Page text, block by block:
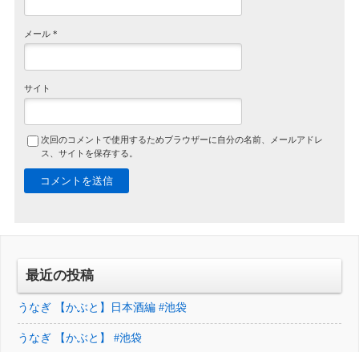
メール*
サイト
次回のコメントで使用するためブラウザーに自分の名前、メールアドレ
ス、サイトを保存する。
最近の投稿
うなぎ 【かぶと】日本酒編 #池袋
うなぎ 【かぶと】 #池袋